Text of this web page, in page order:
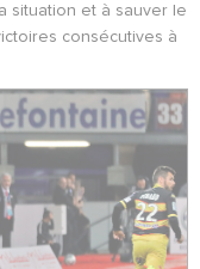
situation et à sauver le
consécutives à